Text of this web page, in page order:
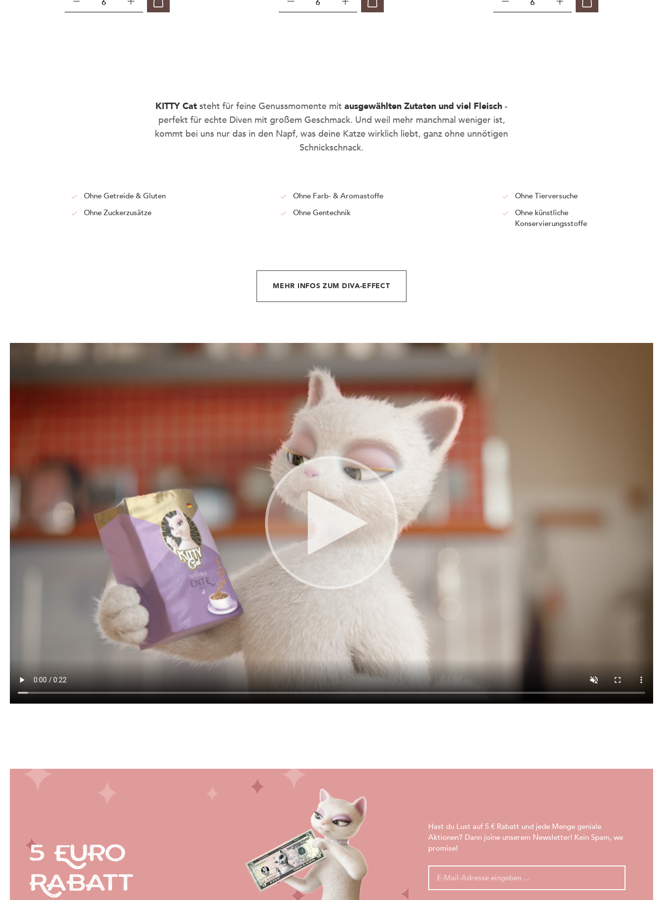
be
smart
mit dem KITTY Cat Abo, stressfrei und
KITTY Cat steht für feine Genussmomente mit ausgewählten Zutaten und viel Fleisch -
perfekt für echte Diven mit großem Geschmack. Und weil mehr manchmal weniger ist,
kommt bei uns nur das in den Napf, was deine Katze wirklich liebt, ganz ohne unnötigen
Schnickschnack.
Ohne Getreide & Gluten
Ohne Zuckerzusätze
Ohne Farb- & Aromastoffe
Ohne Gentechnik
Ohne Tierversuche
Ohne künstliche
Konservierungsstoffe
MEHR INFOS ZUM DIVA-EFFECT
5 Euro
Rabatt
Hast du Lust auf 5 € Rabatt und jede Menge geniale
Aktionen? Dann joine unserem Newsletter! Kein Spam, we
promise!